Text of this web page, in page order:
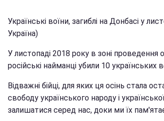
Українські воїни, загиблі на Донбасі у
Україна)
У листопаді 2018 року в зоні проведення
російські найманці убили 10 українських
Відважні бійці, для яких ця осінь стала
свободу українського народу і
залишатися серед нас, доки ми їх